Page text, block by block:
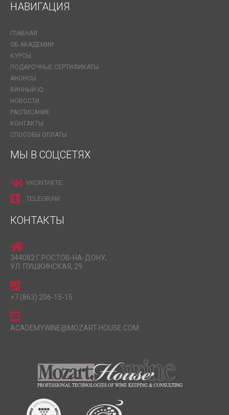
НАВИГАЦИЯ
ГЛАВНАЯ
ОБ АКАДЕМИИ
КУРСЫ
ПОДАРОЧНЫЕ СЕРТИФИКАТЫ
АНОНСЫ
ВИННЫЙ IQ
НОВОСТИ
РАСПИСАНИЕ
КОНТАКТЫ
СПОСОБЫ ОПЛАТЫ
МЫ В СОЦСЕТЯХ
VKONTAKTE
TELEGRAM
КОНТАКТЫ
344082 Г.РОСТОВ-НА-ДОНУ,
УЛ. ПУШКИНСКАЯ, 29
+7 (863) 206-15-15
ACADEMYWINE@MOZART-HOUSE.COM